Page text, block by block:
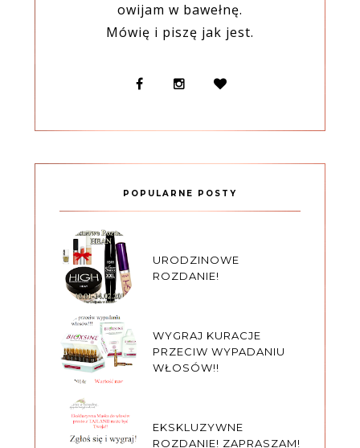
owijam w bawełnę.
Mówię i piszę jak jest.
POPULARNE POSTY
URODZINOWE
ROZDANIE!
WYGRAJ KURACJE
PRZECIW WYPADANIU
WŁOSÓW!!
EKSKLUZYWNE
ROZDANIE! ZAPRASZAM!